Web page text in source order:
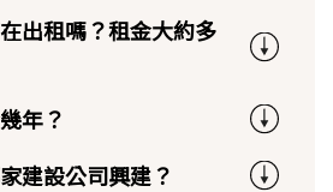
出租嗎？租金大約多
年？
建設公司興建？